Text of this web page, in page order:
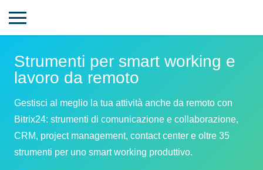
Strumenti per smart working e
lavoro da remoto
Gestisci al meglio la tua attività anche da remoto con
Bitrix24: strumenti di comunicazione e collaborazione,
CRM, project management, contact center e oltre 35
strumenti per uno smart working produttivo.